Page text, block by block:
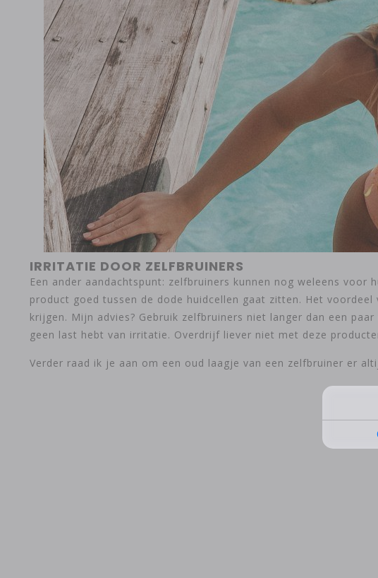
IRRITATIE DOOR ZELFBRUINERS
Een ander aandachtspunt: zelfbruiners kunnen nog weleens
product goed tussen de dode huidcellen gaat zitten. Het
krijgen. Mijn advies? Gebruik zelfbruiners niet langer dan een
geen last hebt van irritatie. Overdrijf liever niet met deze
Verder raad ik je aan om een oud laagje van een zelfbruiner er